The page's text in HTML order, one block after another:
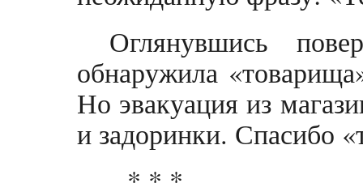
Оглянувшись
обнаружила
Но эвакуация из
и задоринки. Спасибо
* * *